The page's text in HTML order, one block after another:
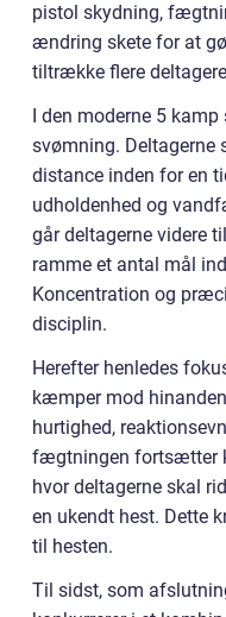
pistol skydning,
ændring skete for at
tiltrække flere
I den moderne 5
svømning. Deltagerne
distance inden for en
udholdenhed og
går deltagerne videre
ramme et antal mål
Koncentration og
disciplin.
Herefter henledes
kæmper mod
hurtighed,
fægtningen fortsætter
hvor deltagerne skal
en ukendt hest. Dette
til hesten.
Til sidst, som